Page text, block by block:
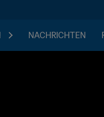
NACHRICHTEN